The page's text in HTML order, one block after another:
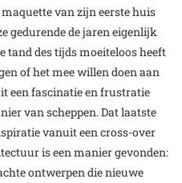
van zijn eerste huis
gedurende de jaren eigenlijk
tand des tijds moeiteloos heeft
of het mee willen doen aan
een fascinatie en frustratie
van scheppen. Dat laatste
vanuit een cross-over
is een manier gevonden:
ontwerpen die nieuwe